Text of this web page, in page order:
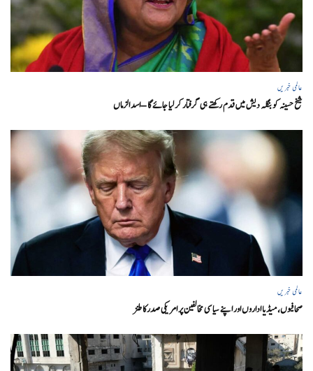
عالمی خبریں
شیخ حسینہ کو بنگلہ دیش میں قدم رکھتے ہی گرفتار کر لیا جائے گا – اسد الزماں
عالمی خبریں
صحافیوں، میڈیا اداروں اور اپنے سیاسی مخالفین پر امریکی صدرکا طنز